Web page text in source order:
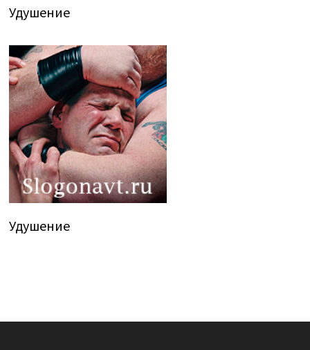
Удушение
Удушение